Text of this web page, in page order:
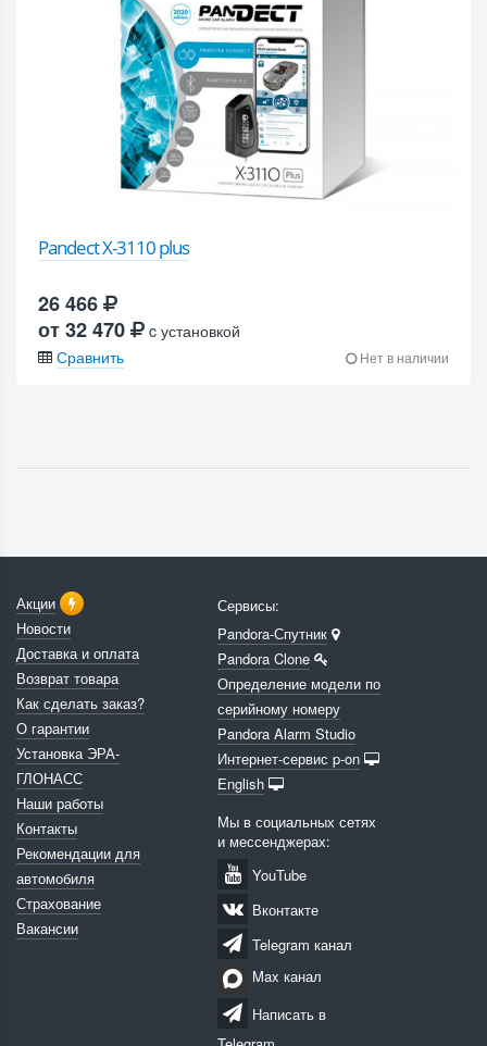
Pandect X-3110 plus
26 466
от 32 470
c установкой
Сравнить
Нет в наличии
Акции
Новости
Доставка и оплата
Возврат товара
Как сделать заказ?
О гарантии
Установка ЭРА-
ГЛОНАСС
Наши работы
Контакты
Рекомендации для
автомобиля
Страхование
Вакансии
Сервисы:
Pandora-Спутник
Pandora Clone
Определение модели по
серийному номеру
Pandora Alarm Studio
Интернет-сервис p-on
English
Мы в социальных сетях
и мессенджерах:
YouTube
Вконтакте
Telegram канал
Max канал
Написать в